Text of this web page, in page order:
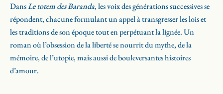
poème généalogique, jusqu’au jour où le totem devient le signe de
ralliement d’une fraternité déterminée à en finir avec la guerre des
castes et à instaurer une paix durable.
DansLe totem des Baranda, les voix des générations successives se
répondent, chacune formulant un appel à transgresser les lois et
les traditions de son époque tout en perpétuant la lignée. Un
roman où l’obsession de la liberté se nourrit du mythe, de la
mémoire, de l’utopie, mais aussi de bouleversantes histoires
d’amour.